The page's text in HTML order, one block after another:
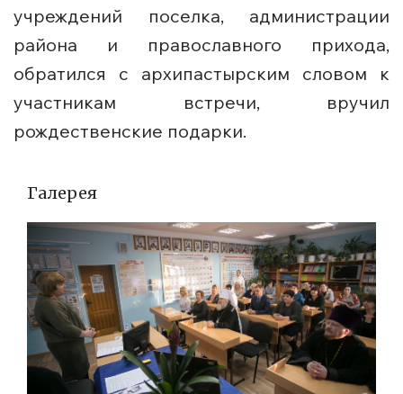
учреждений поселка, администрации
района и православного прихода,
обратился с архипастырским словом к
участникам встречи, вручил
рождественские подарки.
Галерея